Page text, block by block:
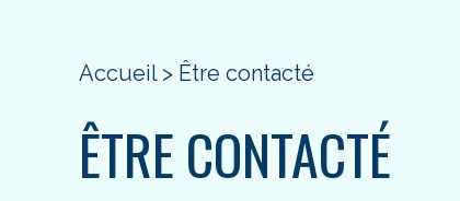
Accueil> Être contacté
ÊTRE CONTACTÉ